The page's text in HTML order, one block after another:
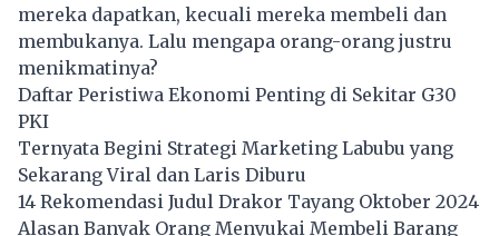
mereka dapatkan, kecuali mereka membeli dan
membukanya. Lalu mengapa orang-orang justru
menikmatinya?
Daftar Peristiwa Ekonomi Penting di Sekitar G30
PKI
Ternyata Begini Strategi Marketing Labubu yang
Sekarang Viral dan Laris Diburu
14 Rekomendasi Judul Drakor Tayang Oktober 2024
Alasan Banyak Orang Menyukai Membeli Barang